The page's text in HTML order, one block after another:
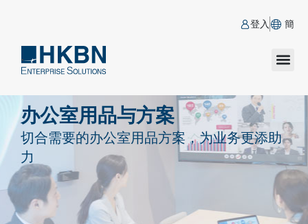
登入 簡
办公室用品与方案
切合需要的办公室用品方案，为业务更添助
力